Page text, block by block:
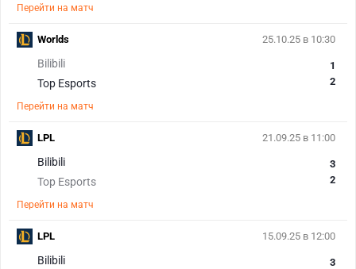
Перейти на матч
25.10.25 в 10:30
Bilibili
Top Esports
1
2
Перейти на матч
Worlds
21.09.25 в 11:00
Bilibili
Top Esports
3
2
Перейти на матч
LPL
15.09.25 в 12:00
Bilibili
3
LPL